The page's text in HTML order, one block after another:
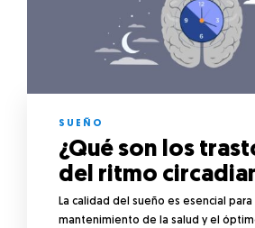
SUEÑO
¿Qué son los
del ritmo
La calidad del sueño es esencial para
mantenimiento de la salud y el